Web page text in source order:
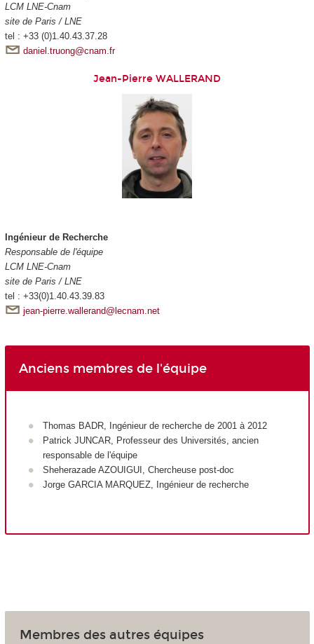
LCM LNE-Cnam
site de Paris / LNE
tel : +33 (0)1.40.43.37.28
daniel.truong@cnam.fr
Jean-Pierre WALLERAND
Ingénieur de Recherche
Responsable de l'équipe
LCM LNE-Cnam
site de Paris / LNE
tel : +33(0)1.40.43.39.83
jean-pierre.wallerand@lecnam.net
Anciens membres de l'équipe
Thomas BADR, Ingénieur de recherche de 2001 à 2012
Patrick JUNCAR, Professeur des Universités, ancien
responsable de l'équipe
Sheherazade AZOUIGUI, Chercheuse post-doc
Jorge GARCIA MARQUEZ, Ingénieur de recherche
Membres des autres équipes